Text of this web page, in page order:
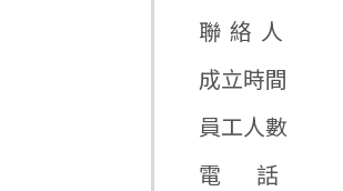
聯 絡 人
成立時間
員工人數
電 話